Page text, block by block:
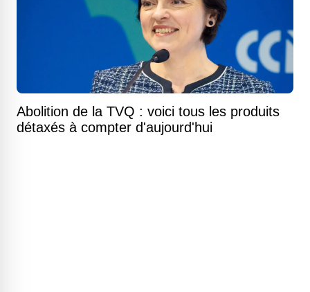
Abolition de la TVQ : voici tous les produits
détaxés à compter d'aujourd'hui